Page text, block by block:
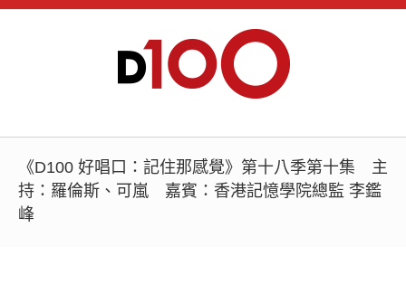
《D100 好唱口：記住那感覺》第十八季第十集 主
持：羅倫斯、可嵐 嘉賓：香港記憶學院總監 李鑑
峰